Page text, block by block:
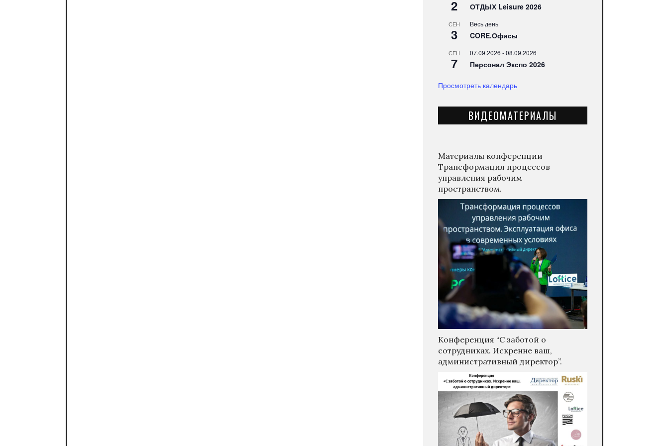
2 ОТДЫХ Leisure 2026
СЕН
3
Весь день
CORE.Офисы
СЕН
7
07.09.2026 -08.09.2026
Персонал Экспо 2026
Просмотреть календарь
ВИДЕОМАТЕРИАЛЫ
Материалы конференции
Трансформация процессов
управления рабочим
пространством.
Конференция “С заботой о
сотрудниках. Искренне ваш,
административный директор”.